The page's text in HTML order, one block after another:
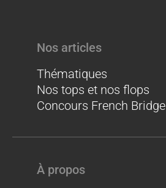
Nos articles
Thématiques
Nos tops et nos flops
Concours French Bridge
À propos